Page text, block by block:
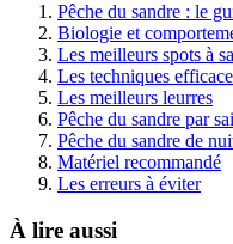
Pêche du sandre : le
Biologie et
Les meilleurs spots à
Les techniques
Les meilleurs leurres
Pêche du sandre par
Pêche du sandre de
Matériel recommandé
Les erreurs à éviter
À lire aussi